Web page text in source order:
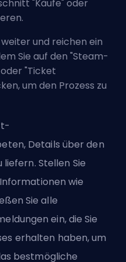
"Käufe" oder
und reichen ein
Sie auf den "Steam-
"Ticket
um den Prozess zu
Details über den
liefern. Stellen Sie
wie
Sie alle
ein, die Sie
erhalten haben, um
bestmögliche